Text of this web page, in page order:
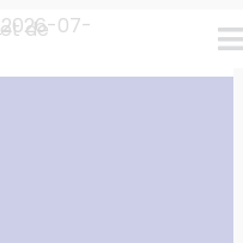
2026-07-